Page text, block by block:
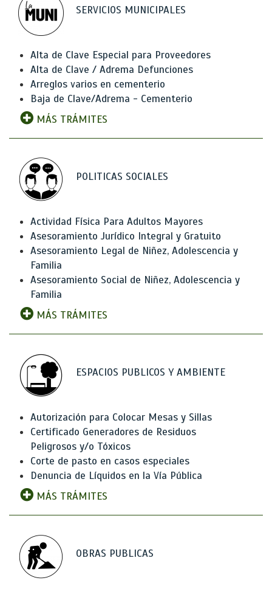
SERVICIOS MUNICIPALES
Alta de Clave Especial para Proveedores
Alta de Clave / Adrema Defunciones
Arreglos varios en cementerio
Baja de Clave/Adrema - Cementerio
MÁS TRÁMITES
POLITICAS SOCIALES
Actividad Física Para Adultos Mayores
Asesoramiento Jurídico Integral y Gratuito
Asesoramiento Legal de Niñez, Adolescencia y
Familia
Asesoramiento Social de Niñez, Adolescencia y
Familia
MÁS TRÁMITES
ESPACIOS PUBLICOS Y AMBIENTE
Autorización para Colocar Mesas y Sillas
Certificado Generadores de Residuos
Peligrosos y/o Tóxicos
Corte de pasto en casos especiales
Denuncia de Líquidos en la Vía Pública
MÁS TRÁMITES
OBRAS PUBLICAS